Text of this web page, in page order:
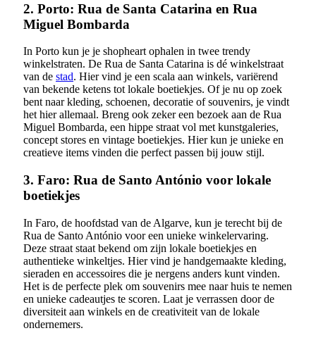
2. Porto: Rua de Santa Catarina en Rua
Miguel Bombarda
In Porto kun je je shopheart ophalen in twee trendy
winkelstraten. De Rua de Santa Catarina is dé winkelstraat
van de stad. Hier vind je een scala aan winkels, variërend
van bekende ketens tot lokale boetiekjes. Of je nu op zoek
bent naar kleding, schoenen, decoratie of souvenirs, je vindt
het hier allemaal. Breng ook zeker een bezoek aan de Rua
Miguel Bombarda, een hippe straat vol met kunstgaleries,
concept stores en vintage boetiekjes. Hier kun je unieke en
creatieve items vinden die perfect passen bij jouw stijl.
3. Faro: Rua de Santo António voor lokale
boetiekjes
In Faro, de hoofdstad van de Algarve, kun je terecht bij de
Rua de Santo António voor een unieke winkelervaring.
Deze straat staat bekend om zijn lokale boetiekjes en
authentieke winkeltjes. Hier vind je handgemaakte kleding,
sieraden en accessoires die je nergens anders kunt vinden.
Het is de perfecte plek om souvenirs mee naar huis te nemen
en unieke cadeautjes te scoren. Laat je verrassen door de
diversiteit aan winkels en de creativiteit van de lokale
ondernemers.